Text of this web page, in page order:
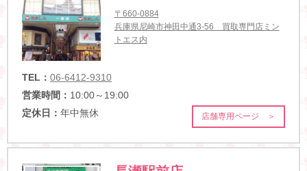
〒660-0884
兵庫県尼崎市神田中通3-56 買取専門店ミン
トエス内
TEL： 06-6412-9310
営業時間： 10:00～19:00
定休日： 年中無休 店舗専用ページ ＞